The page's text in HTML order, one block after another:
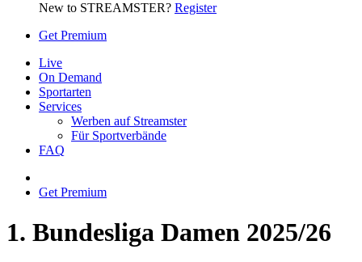
New to STREAMSTER? Register
Get Premium
Live
On Demand
Sportarten
Services
Werben auf Streamster
Für Sportverbände
FAQ
Get Premium
1. Bundesliga Damen 2025/26